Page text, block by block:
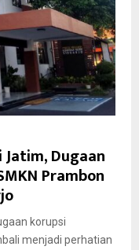
Dugaan
Prambon
korupsi
menjadi perhatian